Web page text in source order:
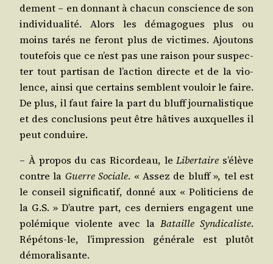
de­ment – en don­nant à cha­cun conscience de son
indi­vi­dua­li­té. Alors les déma­gogues plus ou
moins tarés ne feront plus de vic­times. Ajou­tons
tou­te­fois que ce n’est pas une rai­son pour sus­pec­
ter tout par­ti­san de l’action directe et de la vio­
lence, ain­si que cer­tains semblent vou­loir le faire.
De plus, il faut faire la part du bluff jour­na­lis­tique
et des conclu­sions peut être hâtives aux­quelles il
peut conduire.
– À pro­pos du cas Ricor­deau, leLiber­taire s’élève
contre la Guerre Sociale. « Assez de bluff », tel est
le conseil signi­fi­ca­tif, don­né aux « Poli­ti­ciens de
la G.S. » D’autre part, ces der­niers engagent une
polé­mique vio­lente avec la Bataille Syn­di­ca­liste.
Répé­tons-le, l’impression géné­rale est plu­tôt
démoralisante.